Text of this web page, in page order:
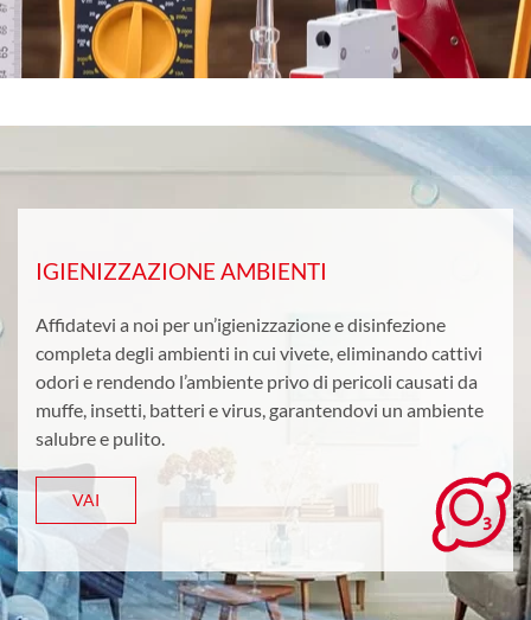
IGIENIZZAZIONE AMBIENTI
Affidatevi a noi per un’igienizzazione e disinfezione
completa degli ambienti in cui vivete, eliminando cattivi
odori e rendendo l’ambiente privo di pericoli causati da
muffe, insetti, batteri e virus, garantendovi un ambiente
salubre e pulito.
VAI